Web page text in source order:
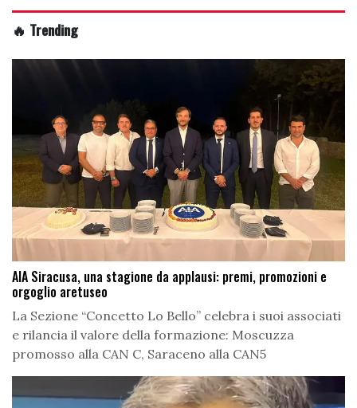
🔥 Trending
AIA Siracusa, una stagione da applausi: premi, promozioni e
orgoglio aretuseo
La Sezione “Concetto Lo Bello” celebra i suoi associati
e rilancia il valore della formazione: Moscuzza
promosso alla CAN C, Saraceno alla CAN5